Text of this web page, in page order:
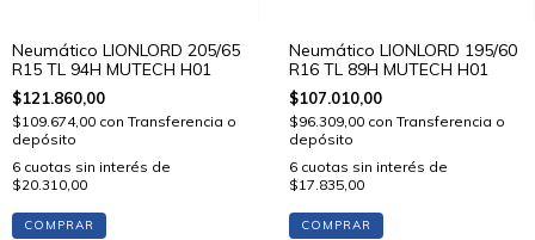
Neumático LIONLORD 205/65
R15 TL 94H MUTECH H01
$121.860,00
$109.674,00 con Transferencia o
depósito
6 cuotas sin interés de
$20.310,00
COMPRAR
Neumático LIONLORD 195/60
R16 TL 89H MUTECH H01
$107.010,00
$96.309,00 con Transferencia o
depósito
6 cuotas sin interés de
$17.835,00
COMPRAR